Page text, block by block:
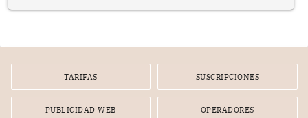
por la frustrada realización de un meet and greet con
TARIFAS SUSCRIPCIONES
PUBLICIDAD WEB OPERADORES